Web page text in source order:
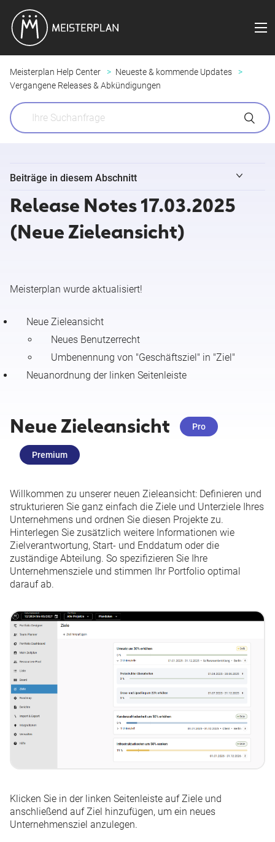
Meisterplan Help Center
Neueste & kommende Updates
Vergangene Releases & Abkündigungen
Beiträge in diesem Abschnitt
Release Notes 04.08.2026 (Feldsynchronisierung für Jira)
Release Notes 29.07.2026 (Meisterplan MCP)
2026
Release Notes 27.07.2026 (Ressourcenmaske
konfigurieren)
Release Notes 27.07.2026 (Neuer Portfolio Designer (Beta):
Zeitrastermodus)
Release Notes 20.07.2026 (Meisterplan-Konnektor für
Salesforce)
Kleine Änderungen & gelöste Anfragen 13. - 19. Juli 2026
Kleine Änderungen & gelöste Anfragen 06. - 12. Juli 2026
Kleine Änderungen & gelöste Anfragen 30. Juni - 05. Juli
2026
Release Notes 17.03.2025
(Neue Zieleansicht​)
Meisterplan wurde aktualisiert!
Neue Zieleansicht
Neues Benutzerrecht
Umbenennung von "Geschäftsziel" in "Ziel"
Neuanordnung der linken Seitenleiste
Neue Zieleansicht Pro
Premium
Willkommen zu unserer neuen Zieleansicht: Definieren und
strukturieren Sie ganz einfach die Ziele und Unterziele Ihres
Unternehmens und ordnen Sie diesen Projekte zu.
Hinterlegen Sie zusätzlich weitere Informationen wie
Zielverantwortung, Start- und Enddatum oder die
zuständige Abteilung. So spezifizieren Sie Ihre
Unternehmensziele und stimmen Ihr Portfolio optimal
darauf ab.
Klicken Sie in der linken Seitenleiste aufZiele und
anschließend aufZiel hinzufügen, um ein neues
Unternehmensziel anzulegen.